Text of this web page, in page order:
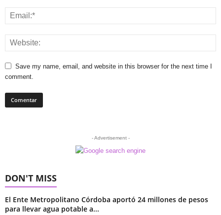
Save my name, email, and website in this browser for the next time I
comment.
- Advertisement -
DON'T MISS
El Ente Metropolitano Córdoba aportó 24 millones de pesos
para llevar agua potable a...